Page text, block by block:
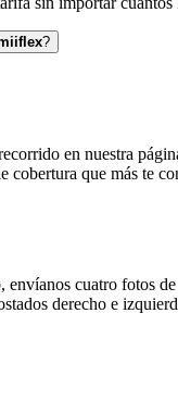
?
en nuestra
cobertura que más te
envíanos cuatro fotos
derecho e